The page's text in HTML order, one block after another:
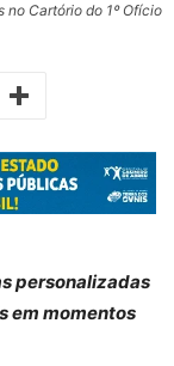
Cartório do 1º Ofício
personalizadas
em momentos